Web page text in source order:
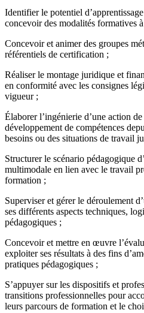
Identifier le potentiel
concevoir des modalités formatives
Concevoir et animer des groupes
référentiels de certification ;
Réaliser le montage juridique et
en conformité avec les consignes
vigueur ;
Élaborer l’ingénierie d’une action
développement de compétences
besoins ou des situations de travail
Structurer le scénario pédagogique
multimodale en lien avec le travail
formation ;
Superviser et gérer le déroulement
ses différents aspects techniques,
pédagogiques ;
Concevoir et mettre en œuvre
exploiter ses résultats à des fins
pratiques pédagogiques ;
S’appuyer sur les dispositifs et
transitions professionnelles pour
leurs parcours de formation et le